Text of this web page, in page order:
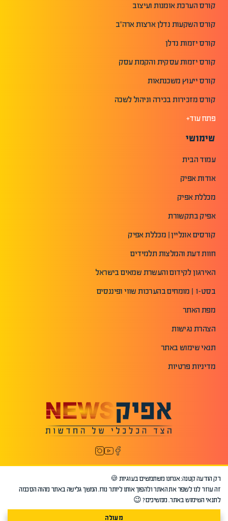
קורס הערכת אומנות ועיצוב
קורס השקעות נדלן ארצות ארה"ב
קורס יזמות נדלן
קורס יזמות עסקית והקמת עסק
קורס ייעוץ משכנתאות
קורס מזכירות בכירה וניהול לשכה
פתח עוד+
שימושי
עמוד הבית
אודות אפיק
מכללת אפיק
אפיק בתקשורת
קורסים אונליין | מכללת אפיק
חוות דעת והמלצות תלמידים
האירגון לקידום והעשרת שמאים בישראל
בסט-1 | מומחים בהערכות שווי ופיננסים
מפת האתר
הצהרת נגישות
תנאי שימוש באתר
מדיניות פרטיות
רק הודעה קטנה: אנחנו משתמשים בעוגיות 🍪
זה עוזר לנו לשפר את האתר ולהפוך אותו ליותר נוח. המשך גלישה באתר מהוה הסכמה
לתנאי השימוש באתר. ממשיכים? 😉
מעולה